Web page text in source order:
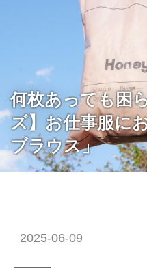
何枚あっても困
ズ】お仕事服に
ブラウス」
2025-06-09